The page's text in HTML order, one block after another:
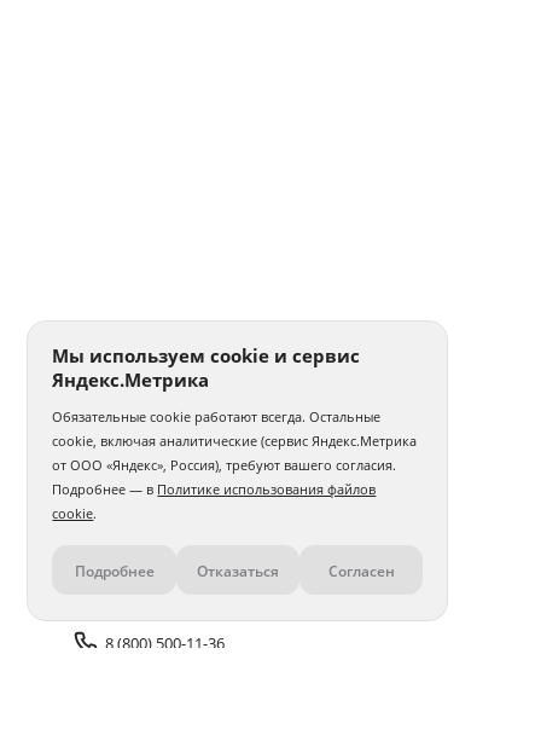
Контакты
8 (800) 500-11-36
Мы используем cookie и сервис
Яндекс.Метрика
Обязательные cookie работают всегда. Остальные
cookie, включая аналитические (сервис Яндекс.Метрика
от ООО «Яндекс», Россия), требуют вашего согласия.
Подробнее — в Политике использования файлов
cookie.
Подробнее Отказаться Согласен